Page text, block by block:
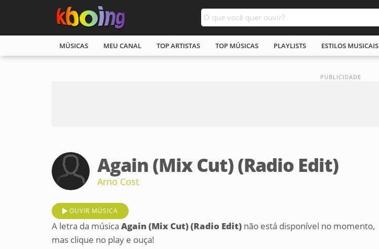
MÚSICAS MEU CANAL TOP ARTISTAS TOP MÚSICAS PLAYLISTS ESTILOS MUSICAIS
Again (Mix Cut) (Radio Edit)
Arno Cost
OUVIR MÚSICA
A letra da música Again (Mix Cut) (Radio Edit) não está disponível no momento,
mas clique no play e ouça!